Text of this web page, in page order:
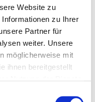
Website zu
zu Ihrer
Partner für
weiter. Unsere
möglicherweise mit
ihnen bereitgestellt
End-to-End-
möchten. Er zeigt,